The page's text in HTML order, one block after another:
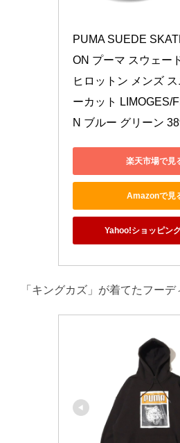
PUMA SUEDE
ON プーマ スウェー
ヒロットン メンズ
ーカット LIMOGES/
N ブルー グリーン
楽天市場で見
Amazonで見
Yahoo!ショッピン
「キングカズ」が着てたフー